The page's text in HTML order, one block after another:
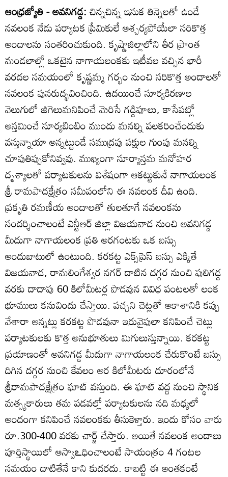
ఆంధ్రజ్యోతి - అవనిగడ్డ:చిన్నచిన్న ఇసుక తిన్నెలతో ఉండే
నవలంక నేడు పర్యాటక ప్రేమికులే ఆశ్చర్యపోయేలా సరికొత్త
అందాలను సంతరించుకుంది. కృష్ణాజిల్లాలోని తీర ప్రాంత
మండలాల్లో ఒకటైన నాగాయలంకకు ఇటీవల వచ్చిన భారీ
వరదల సమయంలో కృష్ణమ్మ గర్భం నుంచి సరికొత్త అందాలతో
నవలంక పునరుద్భవించింది. ఉదయించే సూర్యకిరణాల
వెలుగులో జిగెలుమనిపించే మెరిసే గడ్డిపూలు, కాసేపట్లో
అస్తమించే సూర్యబింబిం ముందు మనల్ని పలకరించేందుకు
వస్తున్నాయా అన్నట్టుండే సముద్రపు పక్షుల గుంపు మనల్ని
చూపుతిప్పుకోనివ్వవు. ముఖ్యంగా సూర్యాస్తమ మనోహర
దృశ్యాలతో పర్యాటకులను విశేషంగా ఆకట్టుకునే నాగాయలంక
శ్రీ రామపాదక్షేత్రం సమీపంలోని ఈ నవలంక దీవి ఉంది.
ప్రకృతి రమణీయ అందాలతో తులతూగే నవలంకను
సందర్శించాలంటే ఎన్టీఆర్‌ జిల్లా విజయవాడ నుంచి అవనిగడ్డ
మీదుగా నాగాయలంక ప్రతి అరగంటకు ఒక బస్సు
అందుబాటులో ఉంటుంది. కరకట్ట ఎక్స్‌ప్రెస్‌ బస్సు ఎక్కితే
విజయవాడ, రామలింగేశ్వర నగర్‌ దాటిన దగ్గర నుంచి పులిగడ్డ
వరకు దాదాపు 60 కిలోమీటర్ల పొడవున వివిధ పంటలతో లంక
భూములు కనువిందు చేస్తాయి. పచ్చని చెట్లతో ఆకాశానికి కప్పు
వేశారా అన్నట్లు కరకట్ట పొడవునా ఇరువైపులా కనిపించే చెట్లు
పర్యాటకులకు కొత్త అనుభూతులు మిగులుస్తున్నాయి. కరకట్ట
ప్రయాణంతో అవనిగడ్డ మీదుగా నాగాయలంక చేరుకొంటే బస్సు
దిగిన దగ్గర నుంచి కేవలం అర కిలోమీటరు దూరంలోనే
శ్రీరామపాదక్షేత్రం ఘాట్‌ వస్తుంది. ఈ ఘాట్‌ వద్ద నుంచి స్థానిక
మత్స్యకారులు తమ పడవల్లో పర్యాటకులను నది మధ్యలో
అందంగా కనిపించే నవలంకకు తీసుకెళ్తారు. ఇందు కోసం వారు
రూ.300-400 వరకు చార్జ్‌ చేస్తారు. అయితే నవలంక అందాలు
పూర్తిస్థాయిలో ఆస్వాఽధించాలంటే సాయంత్రం 4 గంటల
సమయం దాటితేనే కాని కుదరదు. కాబట్టి ఈ అంతకంటే